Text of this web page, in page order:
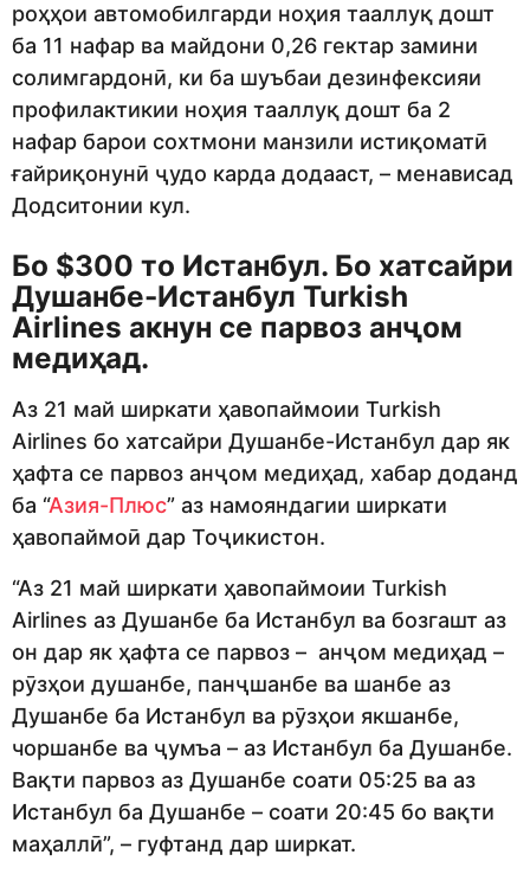
роҳҳои автомобилгарди ноҳия тааллуқ дошт
ба 11 нафар ва майдони 0,26 гектар замини
солимгардонӣ, ки ба шуъбаи дезинфексияи
профилактикии ноҳия тааллуқ дошт ба 2
нафар барои сохтмони манзили истиқоматӣ
ғайриқонунӣ ҷудо карда додааст, – менависад
Додситонии кул.
Бо $300 то Истанбул. Бо хатсайри
Душанбе-Истанбул Turkish
Airlines акнун се парвоз анҷом
медиҳад.
Аз 21 май ширкати ҳавопаймоии Turkish
Airlines бо хатсайри Душанбе-Истанбул дар як
ҳафта се парвоз анҷом медиҳад, хабар доданд
ба “Азия-Плюс” аз намояндагии ширкати
ҳавопаймоӣ дар Тоҷикистон.
“Аз 21 май ширкати ҳавопаймоии Turkish
Airlines аз Душанбе ба Истанбул ва бозгашт аз
он дар як ҳафта се парвоз – анҷом медиҳад –
рӯзҳои душанбе, панҷшанбе ва шанбе аз
Душанбе ба Истанбул ва рӯзҳои якшанбе,
чоршанбе ва ҷумъа – аз Истанбул ба Душанбе.
Вақти парвоз аз Душанбе соати 05:25 ва аз
Истанбул ба Душанбе – соати 20:45 бо вақти
маҳаллӣ”, – гуфтанд дар ширкат.